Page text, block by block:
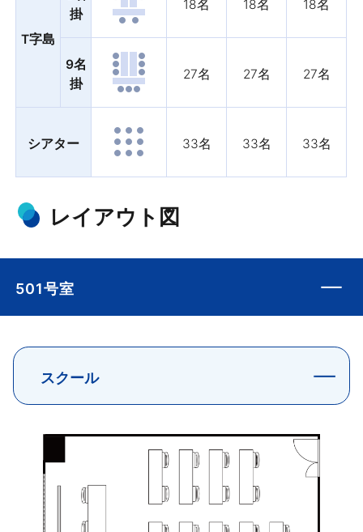
T字島
掛
18名 18名 18名
9名
掛
27名 27名 27名
シアター 33名 33名 33名
レイアウト図
501号室
スクール